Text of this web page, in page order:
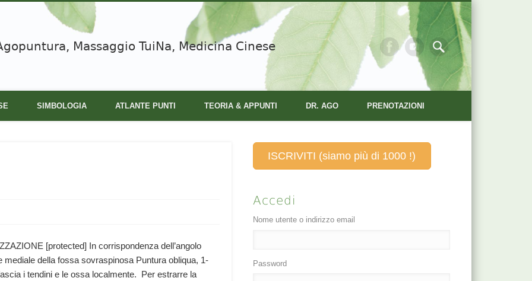
Massaggio TuiNa, Medicina Cinese
SIMBOLOGIA ATLANTE PUNTI TEORIA & APPUNTI DR. AGO PRENOTAZIONI
[protected] In corrispondenza dell’angolo
della fossa sovraspinosa Puntura obliqua, 1-
i tendini e le ossa localmente. Per estrarre la
ISCRIVITI (siamo più di 1000 !)
Accedi
Nome utente o indirizzo email
Password